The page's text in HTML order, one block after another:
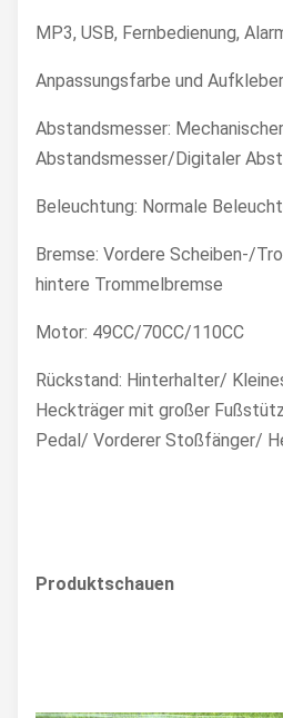
MP3, USB, Fernbedienung,
Anpassungsfarbe und
Abstandsmesser: Mechanischer
Abstandsmesser/Digitaler
Beleuchtung: Normale
Bremse: Vordere Scheiben-/
hintere Trommelbremse
Motor: 49CC/70CC/110CC
Rückstand: Hinterhalter/
Heckträger mit großer
Pedal/ Vorderer Stoßfänger/
Produktschauen